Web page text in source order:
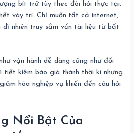
bít trữ tùy theo đòi hỏi thực tại.
vày trí: Chỉ muốn tất cả internet,
dĩ nhiên truy sắm vấn tài liệu từ bất
vận hành dễ dàng cũng như đối
tiết kiệm báo giá thành thời kì nhưng
hóa nghiệp vụ khiến đến câu hỏi
Nổi Bật Của